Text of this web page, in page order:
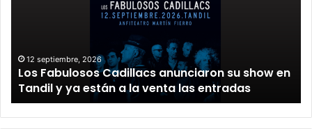
12 septiembre, 2026
Los Fabulosos Cadillacs anunciaron su show en
Tandil y ya están a la venta las entradas